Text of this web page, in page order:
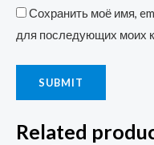
Сохранить моё имя,
для последующих моих
Related